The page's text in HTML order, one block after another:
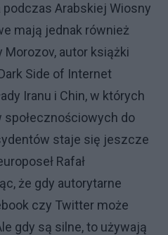
Arabskiej Wiosny
mają jednak również
Morozov, autor książki
Side of Internet
Iranu i Chin, w których
do
staje się jeszcze
Rafał
że gdy autorytarne
czy Twitter może
gdy są silne, to używają